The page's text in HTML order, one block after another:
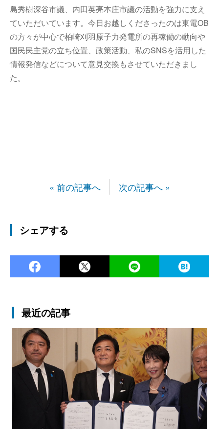
島秀樹深谷市議、内田英亮本庄市議の活動を強力に支え
ていただいています。今日お越しくださったのは東電OB
の方々が中心で柏崎刈羽原子力発電所の再稼働の動向や
国民民主党の立ち位置、政策活動、私のSNSを活用した
情報発信などについて意見交換もさせていただきまし
た。
« 前の記事へ 次の記事へ »
シェアする
Facebook Twitter
最近の記事